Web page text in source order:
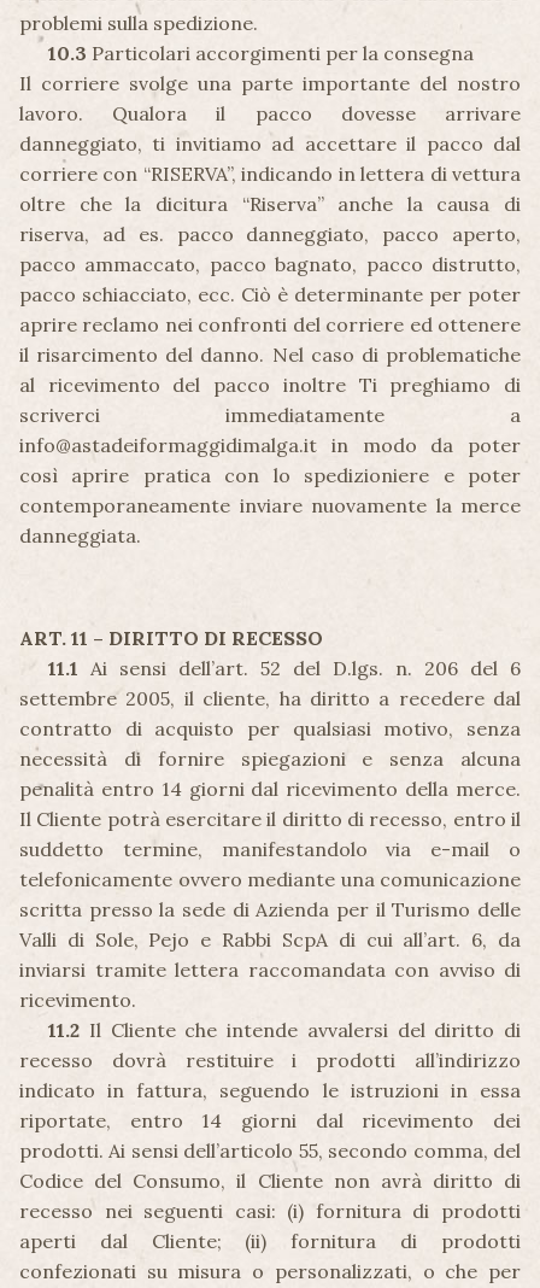
problemi sulla spedizione.
10.3 Particolari accorgimenti per la consegna
Il corriere svolge una parte importante del nostro
lavoro. Qualora il pacco dovesse arrivare
danneggiato, ti invitiamo ad accettare il pacco dal
corriere con “RISERVA”, indicando in lettera di vettura
oltre che la dicitura “Riserva” anche la causa di
riserva, ad es. pacco danneggiato, pacco aperto,
pacco ammaccato, pacco bagnato, pacco distrutto,
pacco schiacciato, ecc. Ciò è determinante per poter
aprire reclamo nei confronti del corriere ed ottenere
il risarcimento del danno. Nel caso di problematiche
al ricevimento del pacco inoltre Ti preghiamo di
scriverci immediatamente a
info@astadeiformaggidimalga.it in modo da poter
così aprire pratica con lo spedizioniere e poter
contemporaneamente inviare nuovamente la merce
danneggiata.
ART. 11 – DIRITTO DI RECESSO
11.1 Ai sensi dell’art. 52 del D.lgs. n. 206 del 6
settembre 2005, il cliente, ha diritto a recedere dal
contratto di acquisto per qualsiasi motivo, senza
necessità di fornire spiegazioni e senza alcuna
penalità entro 14 giorni dal ricevimento della merce.
Il Cliente potrà esercitare il diritto di recesso, entro il
suddetto termine, manifestandolo via e-mail o
telefonicamente ovvero mediante una comunicazione
scritta presso la sede di Azienda per il Turismo delle
Valli di Sole, Pejo e Rabbi ScpA di cui all’art. 6, da
inviarsi tramite lettera raccomandata con avviso di
ricevimento.
11.2 Il Cliente che intende avvalersi del diritto di
recesso dovrà restituire i prodotti all’indirizzo
indicato in fattura, seguendo le istruzioni in essa
riportate, entro 14 giorni dal ricevimento dei
prodotti. Ai sensi dell’articolo 55, secondo comma, del
Codice del Consumo, il Cliente non avrà diritto di
recesso nei seguenti casi: (i) fornitura di prodotti
aperti dal Cliente; (ii) fornitura di prodotti
confezionati su misura o personalizzati, o che per